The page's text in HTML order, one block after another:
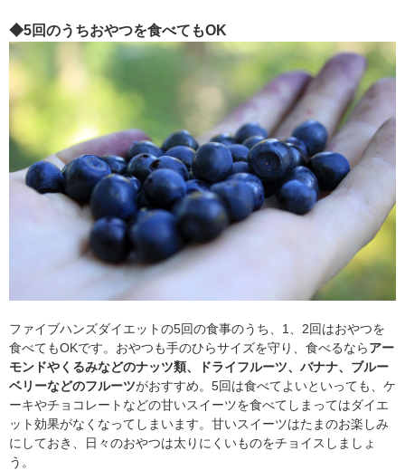
◆5回のうちおやつを食べてもOK
ファイブハンズダイエットの5回の食事のうち、1、2回はおやつを
食べてもOKです。おやつも手のひらサイズを守り、食べるならアー
モンドやくるみなどのナッツ類、ドライフルーツ、バナナ、ブルー
ベリーなどのフルーツがおすすめ。5回は食べてよいといっても、ケ
ーキやチョコレートなどの甘いスイーツを食べてしまってはダイエ
ット効果がなくなってしまいます。甘いスイーツはたまのお楽しみ
にしておき、日々のおやつは太りにくいものをチョイスしましょ
う。